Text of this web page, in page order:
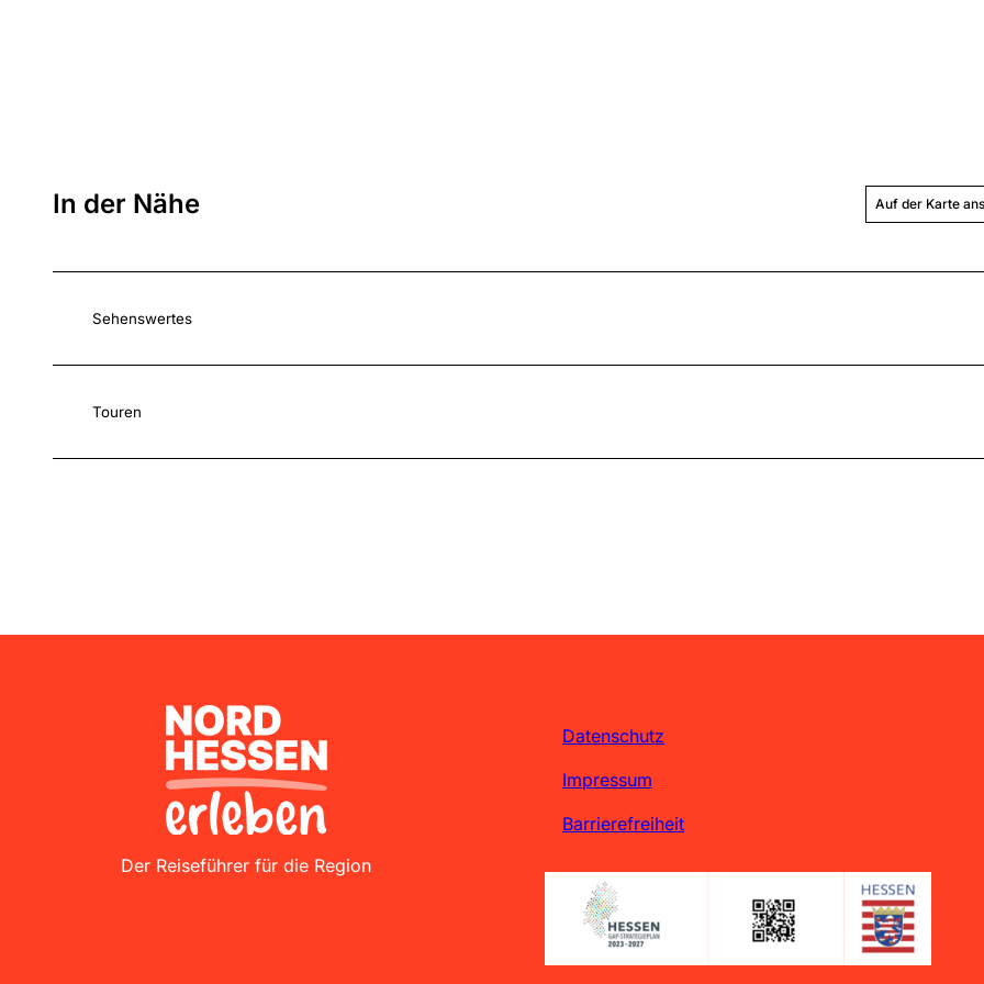
In der Nähe Auf der Karte
Sehenswertes
Touren
Nordhessen Erleben
Der Reiseführer für die Region
Datenschutz
Impressum
Barrierefreiheit